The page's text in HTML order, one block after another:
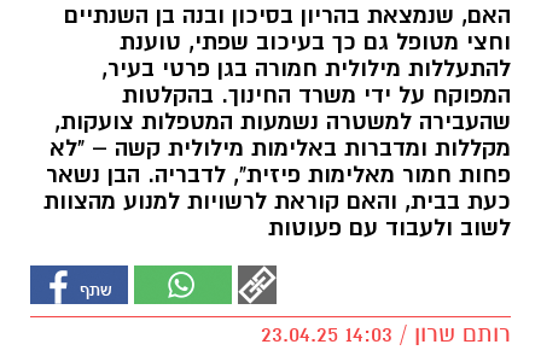
האם, שנמצאת בהריון בסיכון ובנה בן השנתיים
וחצי מטופל גם כך בעיכוב שפתי, טוענת
להתעללות מילולית חמורה בגן פרטי בעיר,
המפוקח על ידי משרד החינוך. בהקלטות
שהעבירה למשטרה נשמעות המטפלות צועקות,
מקללות ומדברות באלימות מילולית קשה – "לא
פחות חמור מאלימות פיזית", לדבריה. הבן נשאר
כעת בבית, והאם קוראת לרשויות למנוע מהצוות
לשוב ולעבוד עם פעוטות
רותם שרון / 14:03 23.04.25